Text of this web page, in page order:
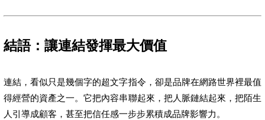
結語：讓連結發揮最大價值
連結，看似只是幾個字的超文字指令，卻是品牌在網路世界裡最值
得經營的資產之一。它把內容串聯起來，把人脈鏈結起來，把陌生
人引導成顧客，甚至把信任感一步步累積成品牌影響力。